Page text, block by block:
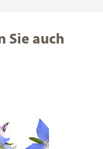
Sie auch